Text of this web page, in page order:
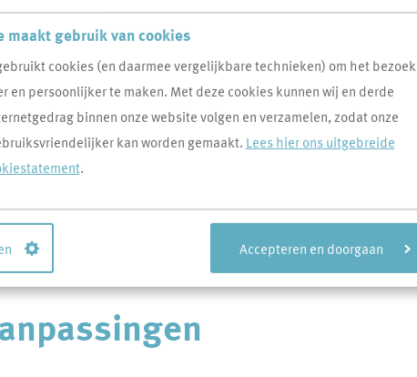
maakt gebruik van cookies
cookies (en daarmee vergelijkbare technieken) om het bezoek
en persoonlijker te maken. Met deze cookies kunnen wij en derde
binnen onze website volgen en verzamelen, zodat onze
kan worden gemaakt. Lees hier ons uitgebreide
.
Accepteren en doorgaan
voor ouderen
kan blijven wonen. Je wordt een dagje ouder of je
gewoon in jouw woning blijven wonen.